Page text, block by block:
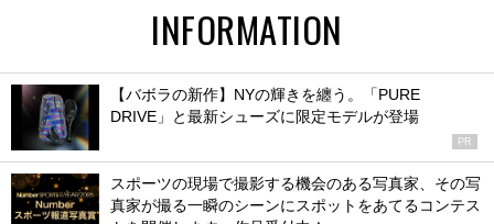
INFORMATION
【バボラの新作】NYの輝きを纏う。「PURE
DRIVE」と最新シューズに限定モデルが登場
PR
スポーツの現場で撮影する機会のある写真家、その写
真家が撮る一瞬のシーンにスポットをあてるコンテス